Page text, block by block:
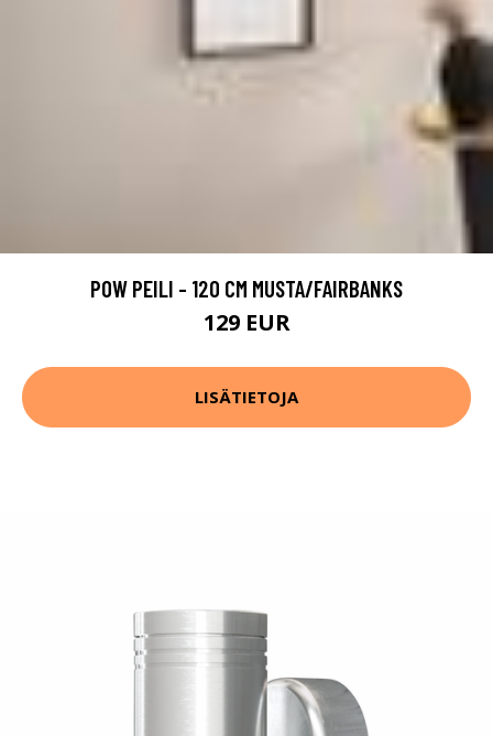
POW PEILI - 120 CM MUSTA/FAIRBANKS
129 EUR
LISÄTIETOJA